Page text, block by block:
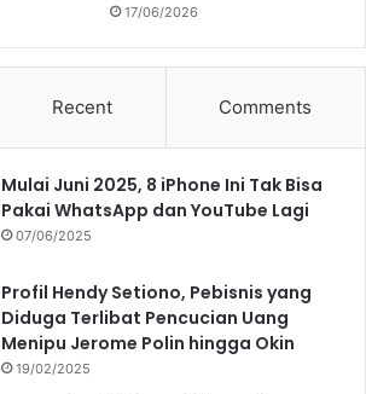
17/06/2026
Recent Comments
Mulai Juni 2025, 8 iPhone Ini Tak Bisa
Pakai WhatsApp dan YouTube Lagi
07/06/2025
Profil Hendy Setiono, Pebisnis yang
Diduga Terlibat Pencucian Uang
Menipu Jerome Polin hingga Okin
19/02/2025